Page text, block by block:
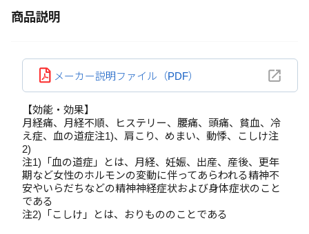
商品説明
メーカー説明ファイル（PDF）
【効能・効果】
月経痛、月経不順、ヒステリー、腰痛、頭痛、貧血、冷
え症、血の道症注1)、肩こり、めまい、動悸、こしけ注
2)
注1)「血の道症」とは、月経、妊娠、出産、産後、更年
期など女性のホルモンの変動に伴ってあらわれる精神不
安やいらだちなどの精神神経症状および身体症状のこと
である
注2)「こしけ」とは、おりもののことである